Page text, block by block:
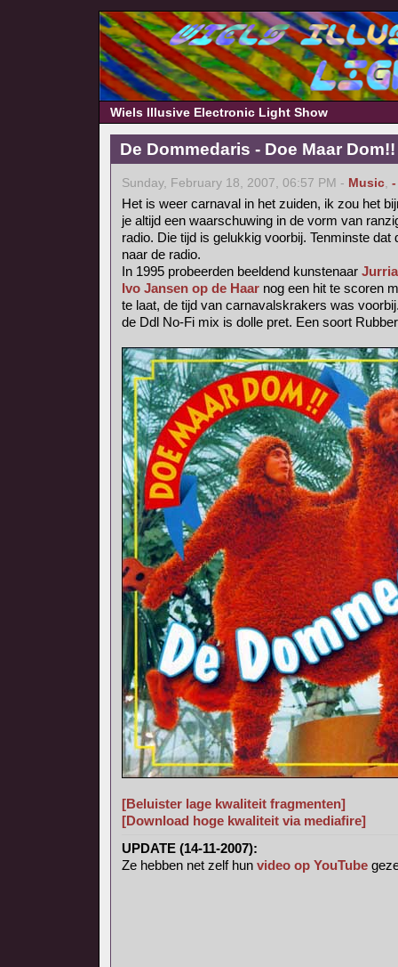
Wiels Illusive Electronic Light Show
De Dommedaris - Doe Maar
Sunday, February 18, 2007, 06:57 PM - Music, -
Het is weer carnaval in het zuiden, ik zou het
je altijd een waarschuwing in de vorm van
radio. Die tijd is gelukkig voorbij. Tenminste
naar de radio.
In 1995 probeerden beeldend kunstenaar
Ivo Jansen op de Haarnog een hit te scoren
te laat, de tijd van carnavalskrakers was
de Ddl No-Fi mix is dolle pret. Een soort
[Beluister lage kwaliteit fragmenten]
[Download hoge kwaliteit via mediafire]
UPDATE (14-11-2007):
Ze hebben net zelf hun video op YouTube